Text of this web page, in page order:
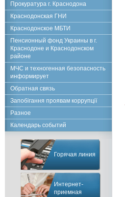
Прокуратура г. Краснодона
Краснодонская ГНИ
Краснодонское МБТИ
Пенсионный фонд Украины в г.
Краснодоне и Краснодонском
районе
МЧС и техногенная безопасность
информирует
Обратная связь
Запобігання проявам коррупції
Разное
Календарь событий
Горячая линия
Интернет-
приемная